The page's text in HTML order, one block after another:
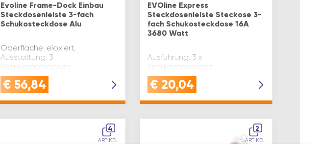
Evoline Frame-Dock Einbau
Steckdosenleiste 3-fach
Schukosteckdose Alu
Oberfläche: eloxiert,
Ausstattung: 3
Schukosteckdosen
€ 56,84
EVOline Express
Steckdosenleiste Steckose 3-
fach Schukosteckdose 16A
3680 Watt
Ausführung: 3 x
Schukosteckdose
€ 20,04
4
ARTIKEL
2
ARTIKEL